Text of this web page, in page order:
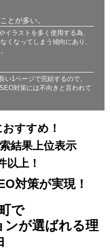
とが多い。
イラストを多く使用する為、
くなってしまう傾向にあり、
い1ページで完結するので、
対策には不向きと言われて
すすめ！
結果上位表示
以上！
対策が実現！
で
ンが選ばれる理